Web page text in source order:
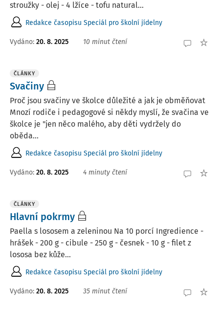
stroužky - olej - 4 lžíce - tofu natural...
Redakce časopisu Speciál pro školní jídelny
Vydáno: 20. 8. 2025 10 minut čtení
ČLÁNKY
Svačiny
Proč jsou svačiny ve školce důležité a jak je obměňovat
Mnozí rodiče i pedagogové si někdy myslí, že svačina ve
školce je "jen něco malého, aby děti vydržely do
oběda...
Redakce časopisu Speciál pro školní jídelny
Vydáno: 20. 8. 2025 4 minuty čtení
ČLÁNKY
Hlavní pokrmy
Paella s lososem a zeleninou Na 10 porcí Ingredience -
hrášek - 200 g - cibule - 250 g - česnek - 10 g - filet z
lososa bez kůže...
Redakce časopisu Speciál pro školní jídelny
Vydáno: 20. 8. 2025 35 minut čtení